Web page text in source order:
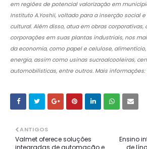
em regiões de potencial valorização em
Instituto A.Yoshii, voltado para a inserção social
cultural. Além disso, atua em obras corporativas,
corporações em suas plantas industriais, nos
da economia, como papel e celulose,
energia, assim como usinas sucroalcooleiras,
automobilísticas, entre outros. Mais informações:
Ensino
ANTIGOS
Valmet oferece soluções